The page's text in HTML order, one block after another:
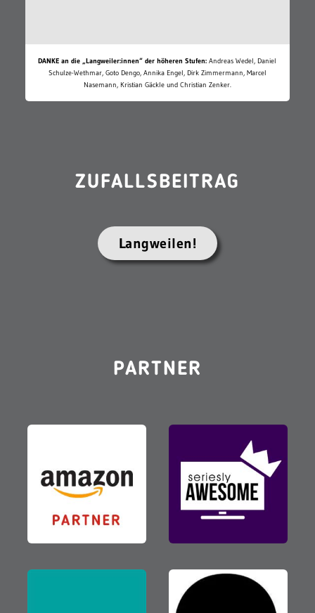
DANKE an die „Langweiler:innen“ der höheren Stufen: Andreas Wedel, Daniel
Schulze-Wethmar, Goto Dengo, Annika Engel, Dirk Zimmermann, Marcel
Nasemann, Kristian Gäckle und Christian Zenker.
ZUFALLSBEITRAG
Langweilen!
PARTNER